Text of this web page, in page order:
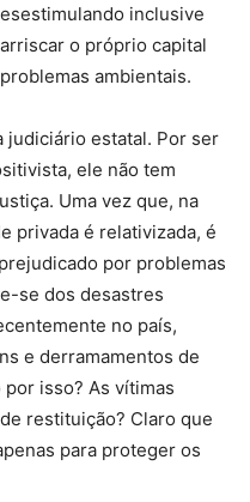
inclusive
o próprio capital
ambientais.
judiciário estatal. Por ser
ele não tem
Uma vez que, na
privada é relativizada, é
por problemas
se dos desastres
no país,
e derramamentos de
isso? As vítimas
restituição? Claro que
para proteger os